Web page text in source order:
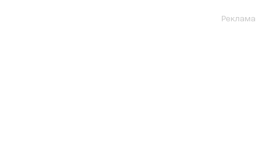
Реклама